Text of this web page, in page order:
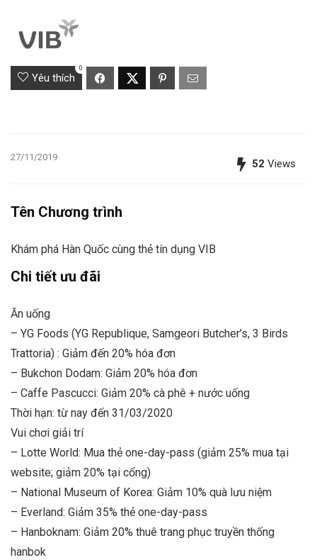
Yêu thích
0
27/11/2019
52 Views
Tên Chương trình
Khám phá Hàn Quốc cùng thẻ tín dụng VIB
Chi tiết ưu đãi
Ăn uống
– YG Foods (YG Republique, Samgeori Butcher’s, 3 Birds
Trattoria) : Giảm đến 20% hóa đơn
– Bukchon Dodam: Giảm 20% hóa đơn
– Caffe Pascucci: Giảm 20% cà phê + nước uống
Thời hạn: từ nay đến 31/03/2020
Vui chơi giải trí
– Lotte World: Mua thẻ one-day-pass (giảm 25% mua tại
website; giảm 20% tại cổng)
– National Museum of Korea: Giảm 10% quà lưu niệm
– Everland: Giảm 35% thẻ one-day-pass
– Hanboknam: Giảm 20% thuê trang phục truyền thống
hanbok